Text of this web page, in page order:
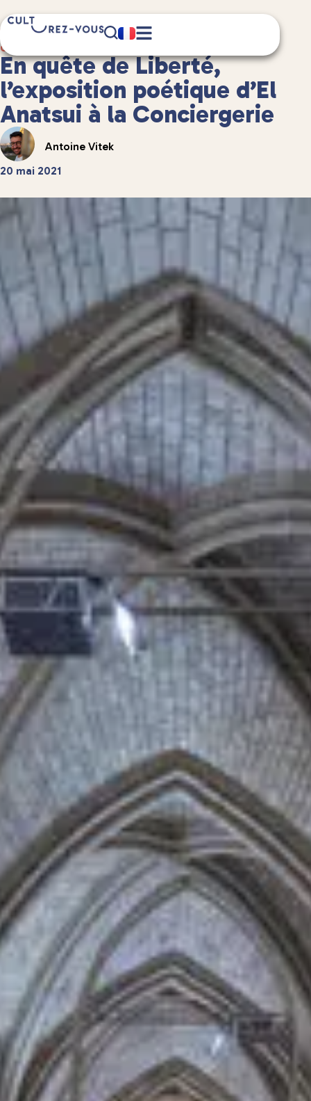
Culture
5 minute(s) de lecture
En quête de Liberté,
l’exposition poétique d’El
Anatsui à la Conciergerie
Antoine Vitek
20 mai 2021